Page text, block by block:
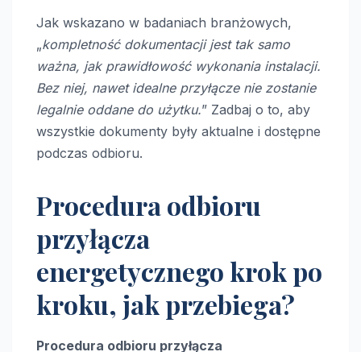
Jak wskazano w badaniach branżowych,
„kompletność dokumentacji jest tak samo
ważna, jak prawidłowość wykonania instalacji.
Bez niej, nawet idealne przyłącze nie zostanie
legalnie oddane do użytku.” Zadbaj o to, aby
wszystkie dokumenty były aktualne i dostępne
podczas odbioru.
Procedura odbioru
przyłącza
energetycznego krok po
kroku, jak przebiega?
Procedura odbioru przyłącza